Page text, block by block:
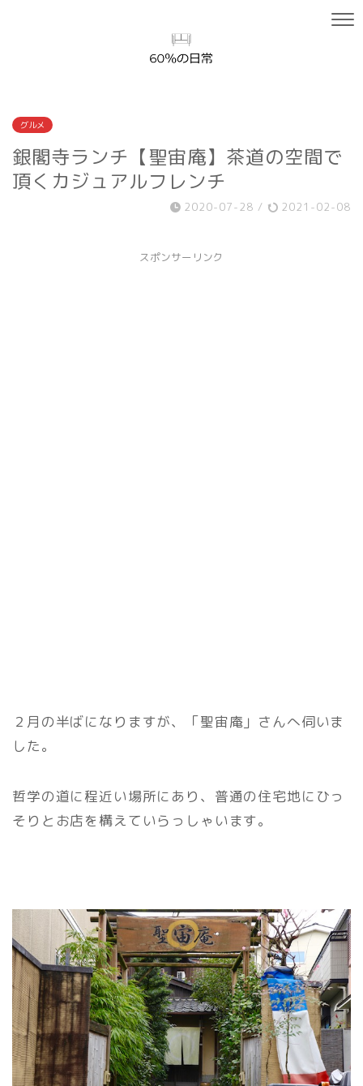
グルメ
銀閣寺ランチ【聖宙庵】茶道の空間で
頂くカジュアルフレンチ
2020-07-28 / 2021-02-08
スポンサーリンク
２月の半ばになりますが、「聖宙庵」さんへ伺いま
した。
哲学の道に程近い場所にあり、普通の住宅地にひっ
そりとお店を構えていらっしゃいます。